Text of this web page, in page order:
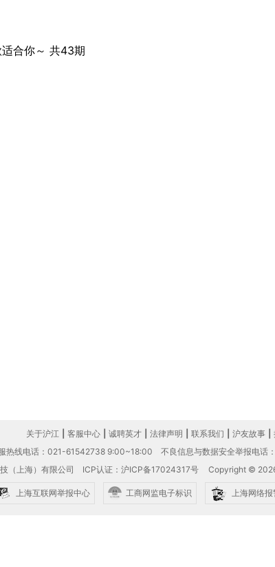
合你～ 共43期
关于沪江 客服中心 诚聘英才 法律声明 联系我们 沪友故事
热线电话：021-61542738 9:00~18:00
不良信息与数据安全举报电话
（上海）有限公司 ICP认证：沪ICP备17024317号 Copyright ©
上海互联网举报中心 工商网监电子标识 上海网络